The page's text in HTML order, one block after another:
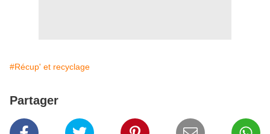
#Récup' et recyclage
Partager